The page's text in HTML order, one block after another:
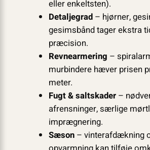
eller enkeltsten).
Detaljegrad– hjørner,
gesimsbånd tager ekstra
præcision.
Revnearmering –
murbindere hæver prisen
meter.
Fugt & saltskader–
afrensninger, særlige
imprægnering.
Sæson– vinterafdækning